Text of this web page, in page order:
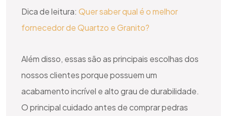
Dica de leitura: Quer saber qual é o melhor
fornecedor de Quartzo e Granito?
Além disso, essas são as principais escolhas dos
nossos clientes porque possuem um
acabamento incrível e alto grau de durabilidade.
O principal cuidado antes de comprar pedras